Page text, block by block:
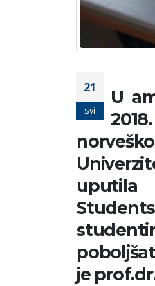
21
svi
U
uputila
je